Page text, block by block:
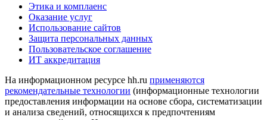
Этика и комплаенс
Оказание услуг
Использование сайтов
Защита персональных данных
Пользовательское соглашение
ИТ аккредитация
На информационном ресурсе hh.ru применяются
рекомендательные технологии (информационные технологии
предоставления информации на основе сбора, систематизации
и анализа сведений, относящихся к предпочтениям